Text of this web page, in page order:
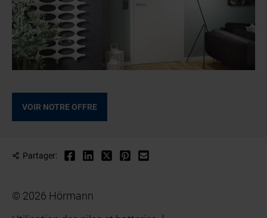
VOIR NOTRE OFFRE
Partager:
© 2026 Hörmann